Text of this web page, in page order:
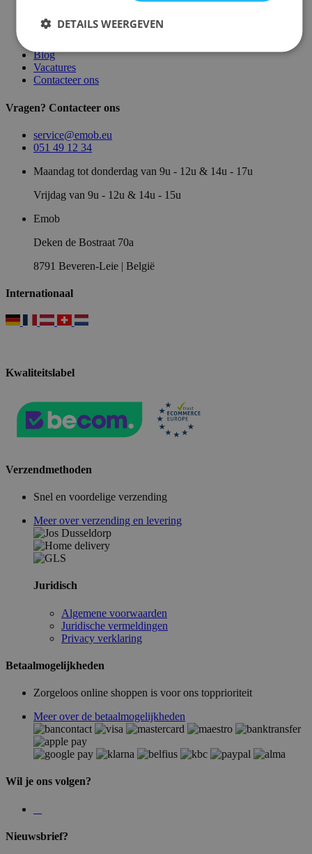
Algemene voorwaarden
Juridische vermeldingen
Privacy- en cookie verklaring
Blog
Vacatures
Contacteer ons
Vragen? Contacteer ons
service@emob.eu
051 49 12 34
Maandag tot donderdag van 9u - 12u & 14u - 17u
Vrijdag van 9u - 12u & 14u - 15u
Emob
Deken de Bostraat 70a
8791 Beveren-Leie | België
Internationaal
Kwaliteitslabel
Verzendmethoden
Snel en voordelige verzending
Meer over verzending en levering
Juridisch
Algemene voorwaarden
Juridische vermeldingen
Privacy verklaring
Betaalmogelijkheden
Zorgeloos online shoppen is voor ons topprioriteit
Meer over de betaalmogelijkheden
Wil je ons volgen?
Nieuwsbrief?
DETAILS WEERGEVEN